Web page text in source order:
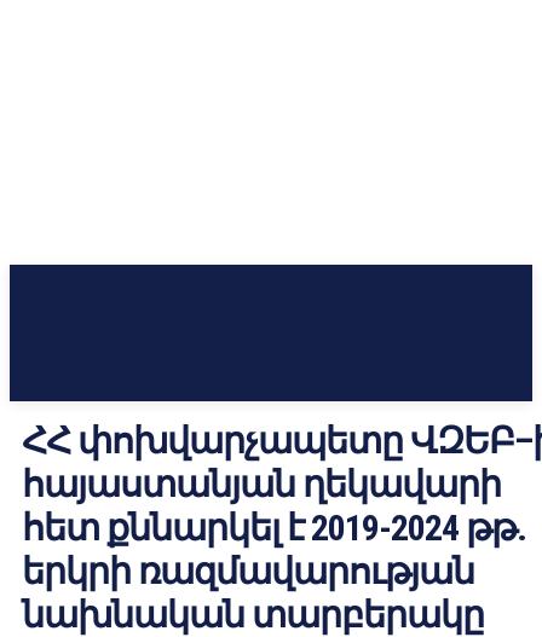
ՀՀ փոխվարչապետը
հայաստանյան ղեկավարի
հետ քննարկել է 2019-2024 թթ.
երկրի ռազմավարության
նախնական տարբերակը